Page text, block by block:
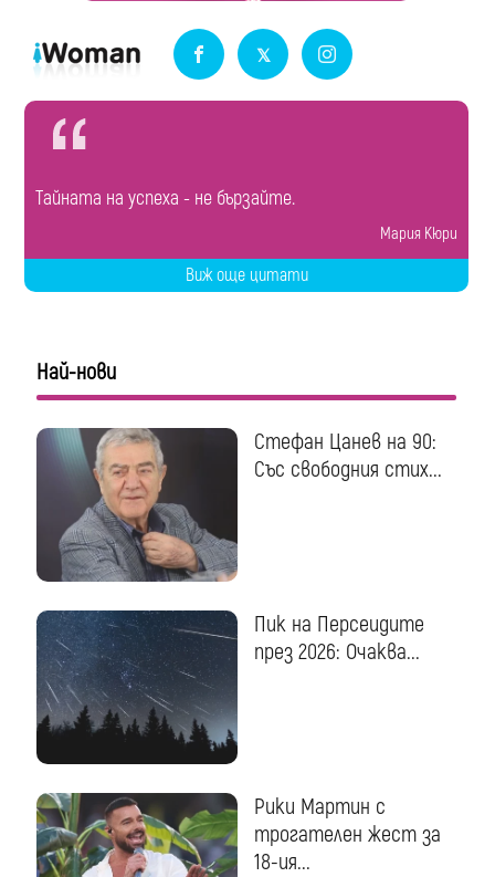
Tайната на успеха - не бързайте.
Мария Кюри
Виж още цитати
Най-нови
Стефан Цанев на 90:
Със свободния стих...
Пик на Персеидите
през 2026: Очаква...
Рики Мартин с
трогателен жест за
18-ия...